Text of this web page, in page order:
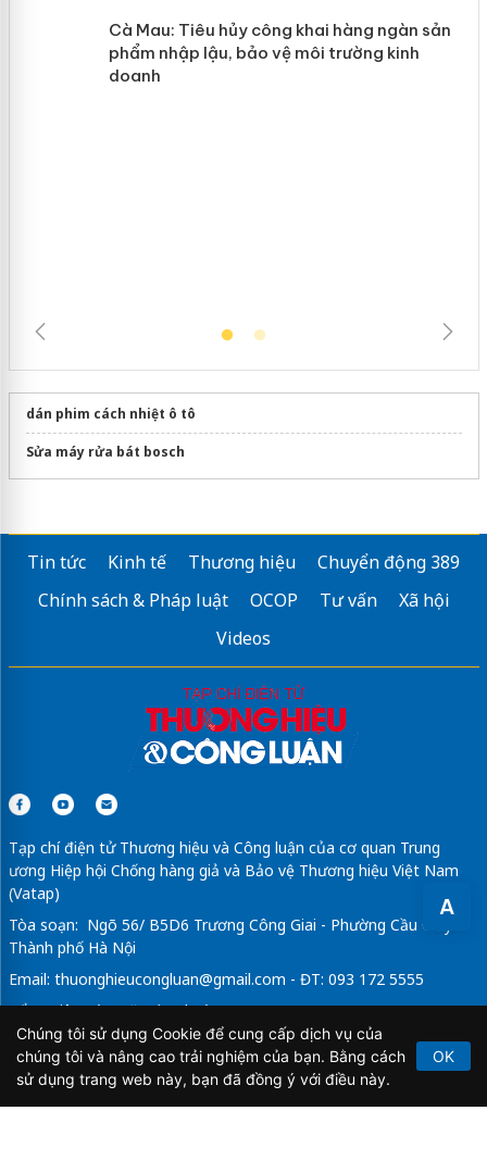
A
Hưng Yên: Xử lý 6 hộ kinh doanh bán
hàng giả mạo nhãn hiệu Adidas, Nike
dán phim cách nhiệt ô tô
Sửa máy rửa bát bosch
Tin tức Kinh tế Thương hiệu
Chuyển động 389
Chính sách & Pháp luật
OCOP Tư vấn
Xã hội
Videos
Tạp chí điện tử Thương hiệu và Công luận của cơ quan Trung
ương Hiệp hội Chống hàng giả và Bảo vệ Thương hiệu Việt Nam
(Vatap)
Tòa soạn: Ngõ 56/ B5D6 Trương Công Giai - Phường Cầu Giấy -
Thành phố Hà Nội
Email: thuonghieucongluan@gmail.com - ĐT: 093 172 5555
Tổng Biên Tập: Vũ Đức Thuận
Giấy phép hoạt động báo chí điện tử số 64/GP-BTTTT do Bộ
Thông tin và Truyền thông cấp ngày 21/2/2020.
Chúng tôi sử dụng Cookie để cung cấp dịch vụ của
chúng tôi và nâng cao trải nghiệm của bạn. Bằng cách
sử dụng trang web này, bạn đã đồng ý với điều này.
OK